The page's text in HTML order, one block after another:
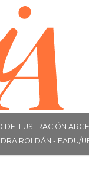
DE ILUSTRACIÓN
ROLDÁN - FADU/